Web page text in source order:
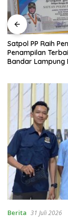
Satpol PP Raih
Penampilan
Bandar Lampung
Masyarakat
Berita 31 Juli 2026